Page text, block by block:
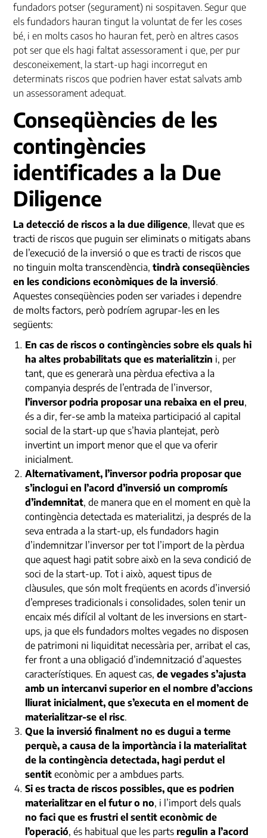
fundadors potser (segurament) ni sospitaven. Segur que
els fundadors hauran tingut la voluntat de fer les coses
bé, i en molts casos ho hauran fet, però en altres casos
pot ser que els hagi faltat assessorament i que, per pur
desconeixement, lastart-up hagi incorregut en
determinats riscos que podrien haver estat salvats amb
un assessorament adequat.
Conseqüències de les
contingències
identificades a la Due
Diligence
La detecció de riscos a la due diligence, llevat que es
tracti de riscos que puguin ser eliminats o mitigats abans
de l’execució de la inversió o que es tracti de riscos que
no tinguin molta transcendència,tindrà conseqüències
en les condicions econòmiques de la inversió.
Aquestes conseqüències poden ser variades i dependre
de molts factors, però podríem agrupar-les en les
següents:
En cas de riscos o contingències sobre els quals hi
ha altes probabilitats que es materialitzin i, per
tant, que es generarà una pèrdua efectiva a la
companyia després de l’entrada de l’inversor,
l’inversor podria proposar una rebaixa en el preu,
és a dir, fer-se amb la mateixa participació al capital
social de la start-up que s’havia plantejat, però
invertint un import menor que el que va oferir
inicialment.
Alternativament, l’inversor podria proposar que
s’inclogui en l’acord d’inversió un compromís
d’indemnitat, de manera que en el moment en què la
contingència detectada es materialitzi, ja després de la
seva entrada a la start-up, els fundadors hagin
d’indemnitzar l’inversor per tot l’import de la pèrdua
que aquest hagi patit sobre això en la seva condició de
soci de la start-up. Tot i això, aquest tipus de
clàusules, que són molt freqüents en acords d’inversió
d’empreses tradicionals i consolidades, solen tenir un
encaix més difícil al voltant de les inversions en start-
ups, ja que els fundadors moltes vegades no disposen
de patrimoni ni liquiditat necessària per, arribat el cas,
fer front a una obligació d’indemnització d’aquestes
característiques. En aquest cas,de vegades s’ajusta
amb un intercanvi superior en el nombre d’accions
lliurat inicialment, que s’executa en el moment de
materialitzar-se el risc.
Que la inversió finalment no es dugui a terme
perquè, a causa de la importància i la materialitat
de la contingència detectada, hagi perdut el
sentit econòmic per a ambdues parts.
Si es tracta de riscos possibles, que es podrien
materialitzar en el futur o no, i l’import dels quals
no faci que es frustri el sentit econòmic de
l’operació, és habitual que les parts regulin a l’acord